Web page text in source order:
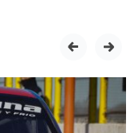
prev next